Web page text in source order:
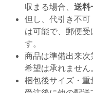
収まる場合、 送料
但し、代引き不
は可能で、郵便
す。
商品は準備出来
希望は承れません
梱包後サイズ・重